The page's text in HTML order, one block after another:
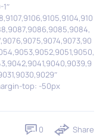
top: -50px
0 Share